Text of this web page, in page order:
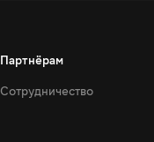
Партнёрам
Сотрудничество